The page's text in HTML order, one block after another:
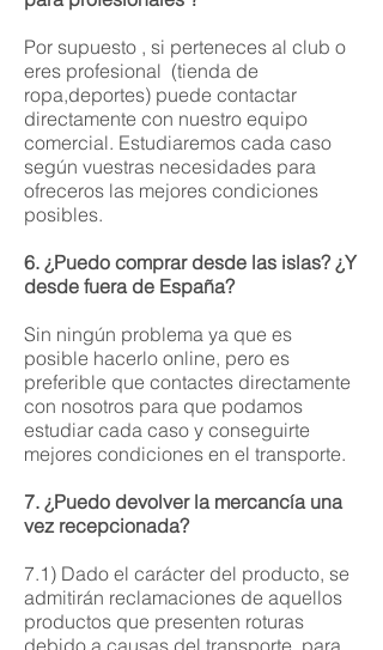
Por supuesto , si perteneces al club o
eres profesional (tienda de
ropa,deportes) puede contactar
directamente con nuestro equipo
comercial. Estudiaremos cada caso
según vuestras necesidades para
ofreceros las mejores condiciones
posibles.
6. ¿Puedo comprar desde las islas? ¿Y
desde fuera de España?
Sin ningún problema ya que es
posible hacerlo online, pero es
preferible que contactes directamente
con nosotros para que podamos
estudiar cada caso y conseguirte
mejores condiciones en el transporte.
7. ¿Puedo devolver la mercancía una
vez recepcionada?
7.1) Dado el carácter del producto, se
admitirán reclamaciones de aquellos
productos que presenten roturas